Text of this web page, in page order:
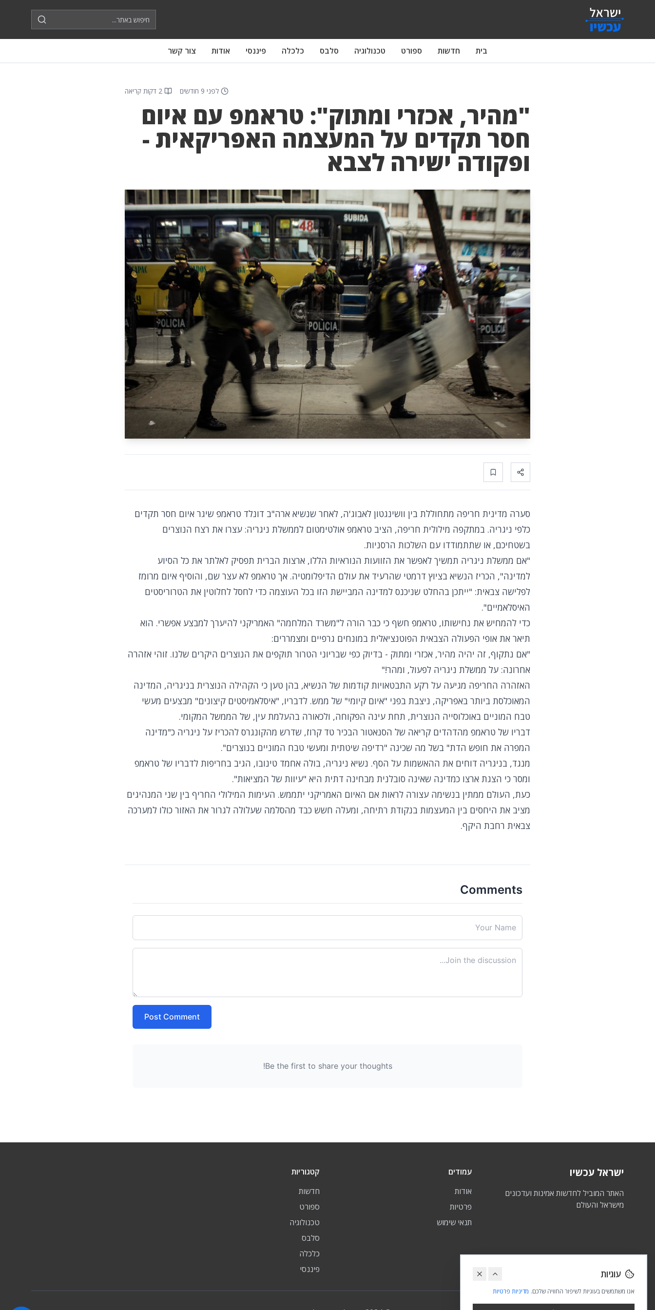
בית חדשות ספורט טכנולוגיה סלבס כלכלה פיננסי אודות צור קשר
לפני 9 חודשים 2 דקות קריאה
"מהיר, אכזרי ומתוק": טראמפ עם איום
חסר תקדים על המעצמה האפריקאית -
ופקודה ישירה לצבא
Share
Bookmark
סערה מדינית חריפה מתחוללת בין וושינגטון לאבוג'ה, לאחר שנשיא ארה"ב דונלד טראמפ שיגר איום חסר תקדים
כלפי ניגריה. במתקפה מילולית חריפה, הציב טראמפ אולטימטום לממשלת ניגריה: עצרו את רצח הנוצרים
בשטחיכם, או שתתמודדו עם השלכות הרסניות.
"אם ממשלת ניגריה תמשיך לאפשר את הזוועות הנוראיות הללו, ארצות הברית תפסיק לאלתר את כל הסיוע
למדינה", הכריז הנשיא בציוץ דרמטי שהרעיד את עולם הדיפלומטיה. אך טראמפ לא עצר שם, והוסיף איום מרומז
לפלישה צבאית: "ייתכן בהחלט שניכנס למדינה המביישת הזו בכל העוצמה כדי לחסל לחלוטין את הטרוריסטים
האיסלאמיים".
כדי להמחיש את נחישותו, טראמפ חשף כי כבר הורה ל"משרד המלחמה" האמריקני להיערך למבצע אפשרי. הוא
תיאר את אופי הפעולה הצבאית הפוטנציאלית במונחים גרפיים ומצמררים:
"אם נתקוף, זה יהיה מהיר, אכזרי ומתוק - בדיוק כפי שבריוני הטרור תוקפים את הנוצרים היקרים שלנו. זוהי אזהרה
אחרונה: על ממשלת ניגריה לפעול, ומהר!"
האזהרה החריפה מגיעה על רקע התבטאויות קודמות של הנשיא, בהן טען כי הקהילה הנוצרית בניגריה, המדינה
המאוכלסת ביותר באפריקה, ניצבת בפני "איום קיומי" של ממש. לדבריו, "איסלאמיסטים קיצונים" מבצעים מעשי
טבח המוניים באוכלוסייה הנוצרית, תחת עינה הפקוחה, ולכאורה בהעלמת עין, של הממשל המקומי.
דבריו של טראמפ מהדהדים קריאה של הסנאטור הבכיר טד קרוז, שדרש מהקונגרס להכריז על ניגריה כ"מדינה
המפרה את חופש הדת" בשל מה שכינה "רדיפה שיטתית ומעשי טבח המוניים בנוצרים".
מנגד, בניגריה דוחים את ההאשמות על הסף. נשיא ניגריה, בולה אחמד טינובו, הגיב בחריפות לדבריו של טראמפ
ומסר כי הצגת ארצו כמדינה שאינה סובלנית מבחינה דתית היא "עיוות של המציאות".
כעת, העולם ממתין בנשימה עצורה לראות אם האיום האמריקני יתממש. העימות המילולי החריף בין שני המנהיגים
מציב את היחסים בין המעצמות בנקודת רתיחה, ומעלה חשש כבד מהסלמה שעלולה לגרור את האזור כולו למערכה
צבאית רחבת היקף.
Comments
Post Comment
Be the first to share your thoughts!
ישראל עכשיו
האתר המוביל לחדשות אמינות ועדכונים
מישראל והעולם
עמודים
אודות
פרטיות
תנאי שימוש
קטגוריות
חדשות
ספורט
טכנולוגיה
סלבס
כלכלה
פיננסי
עוגיות
אנו משתמשים בעוגיות לשיפור החוויה שלכם. מדיניות פרטיות